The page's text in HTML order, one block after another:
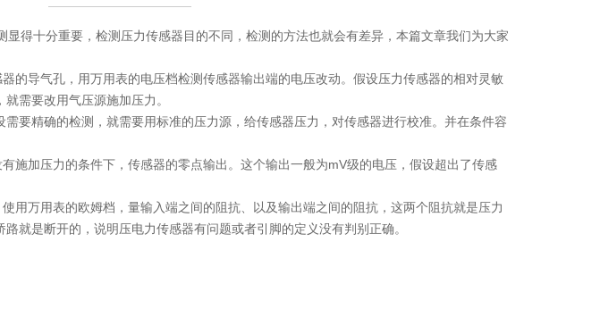
得十分重要，检测压力传感器目的不同，检测的方法也就会有差异，本篇文章我们为大家
的导气孔，用万用表的电压档检测传感器输出端的电压改动。假设压力传感器的相对灵敏
需要改用气压源施加压力。
要精确的检测，就需要用标准的压力源，给传感器压力，对传感器进行校准。并在条件容
施加压力的条件下，传感器的零点输出。这个输出一般为mV级的电压，假设超出了传感
用万用表的欧姆档，量输入端之间的阻抗、以及输出端之间的阻抗，这两个阻抗就是压力
就是断开的，说明压电力传感器有问题或者引脚的定义没有判别正确。